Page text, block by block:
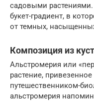
садовыми растениями.
букет-градиент, в
от темных,
Композиция из
Альстромерия или
растение,
путешественником-
альстромерия